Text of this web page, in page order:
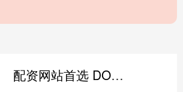
配资网站首选 DO：恩昆库加盟米兰转会费为4200万欧元+二转分成